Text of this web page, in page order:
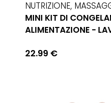
NUTRIZIONE,
MINI KIT DI
ALIMENTAZIONE -
22.99 €